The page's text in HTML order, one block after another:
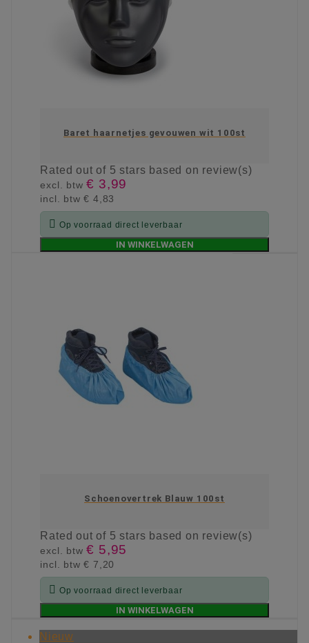
Baret haarnetjes gevouwen wit 100st
Ratedout of 5 stars based on review(s)
excl. btw€ 3,99
incl. btw€ 4,83
 Op voorraad direct leverbaar
IN WINKELWAGEN
Schoenovertrek Blauw 100st
Ratedout of 5 stars based on review(s)
excl. btw€ 5,95
incl. btw€ 7,20
 Op voorraad direct leverbaar
IN WINKELWAGEN
Nieuw